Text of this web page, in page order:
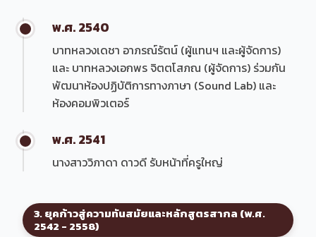
พ.ศ. 2540
บาทหลวงเดชา อาภรณ์รัตน์ (ผู้แทนฯ และผู้จัดการ)
และ บาทหลวงเอกพร จิตตโสภณ (ผู้จัดการ) ร่วมกัน
พัฒนาห้องปฏิบัติการทางภาษา (Sound Lab) และ
ห้องคอมพิวเตอร์
พ.ศ. 2541
นางสาววิภาดา ดาวดี รับหน้าที่ครูใหญ่
3. ยุคก้าวสู่ความทันสมัยและหลักสูตรสากล (พ.ศ.
2542 - 2558)